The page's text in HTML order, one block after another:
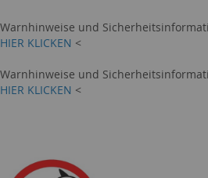
Warnhinweise und
HIER KLICKEN <
Warnhinweise und
HIER KLICKEN <